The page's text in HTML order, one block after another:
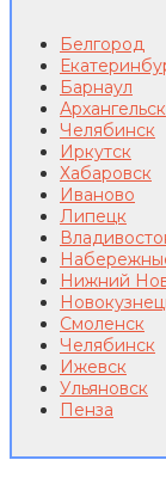
Белгород
Барнаул
Архангельск
Челябинск
Иркутск
Хабаровск
Иваново
Липецк
Нижний
Смоленск
Челябинск
Ижевск
Ульяновск
Пенза